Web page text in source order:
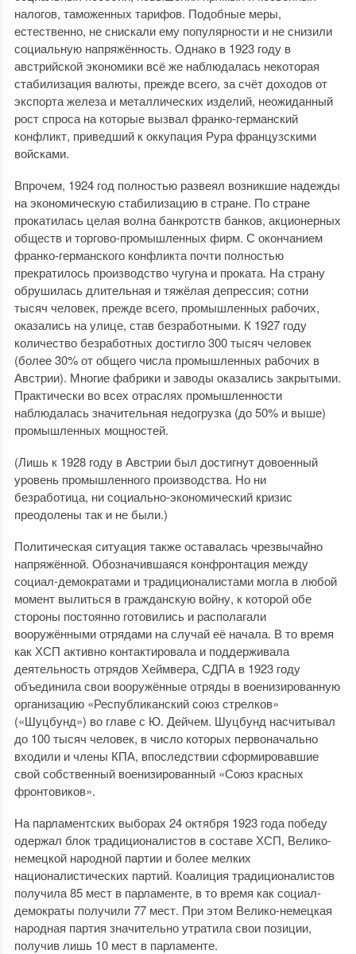
налогов, таможенных тарифов. Подобные меры,
естественно, не снискали ему популярности и не снизили
социальную напряжённость. Однако в 1923 году в
австрийской экономики всё же наблюдалась некоторая
стабилизация валюты, прежде всего, за счёт доходов от
экспорта железа и металлических изделий, неожиданный
рост спроса на которые вызвал франко-германский
конфликт, приведший к оккупация Рура французскими
войсками.
Впрочем, 1924 год полностью развеял возникшие надежды
на экономическую стабилизацию в стране. По стране
прокатилась целая волна банкротств банков, акционерных
обществ и торгово-промышленных фирм. С окончанием
франко-германского конфликта почти полностью
прекратилось производство чугуна и проката. На страну
обрушилась длительная и тяжёлая депрессия; сотни
тысяч человек, прежде всего, промышленных рабочих,
оказались на улице, став безработными. К 1927 году
количество безработных достигло 300 тысяч человек
(более 30% от общего числа промышленных рабочих в
Австрии). Многие фабрики и заводы оказались закрытыми.
Практически во всех отраслях промышленности
наблюдалась значительная недогрузка (до 50% и выше)
промышленных мощностей.
(Лишь к 1928 году в Австрии был достигнут довоенный
уровень промышленного производства. Но ни
безработица, ни социально-экономический кризис
преодолены так и не были.)
Политическая ситуация также оставалась чрезвычайно
напряжённой. Обозначившаяся конфронтация между
социал-демократами и традиционалистами могла в любой
момент вылиться в гражданскую войну, к которой обе
стороны постоянно готовились и располагали
вооружёнными отрядами на случай её начала. В то время
как ХСП активно контактировала и поддерживала
деятельность отрядов Хеймвера, СДПА в 1923 году
объединила свои вооружённые отряды в военизированную
организацию «Республиканский союз стрелков»
(«Шуцбунд») во главе с Ю. Дейчем. Шуцбунд насчитывал
до 100 тысяч человек, в число которых первоначально
входили и члены КПА, впоследствии сформировавшие
свой собственный военизированный «Союз красных
фронтовиков».
На парламентских выборах 24 октября 1923 года победу
одержал блок традиционалистов в составе ХСП, Велико-
немецкой народной партии и более мелких
националистических партий. Коалиция традиционалистов
получила 85 мест в парламенте, в то время как социал-
демократы получили 77 мест. При этом Велико-немецкая
народная партия значительно утратила свои позиции,
получив лишь 10 мест в парламенте.